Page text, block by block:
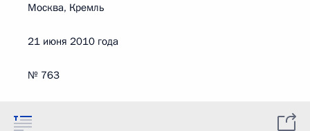
Москва, Кремль
21 июня 2010 года
№ 763